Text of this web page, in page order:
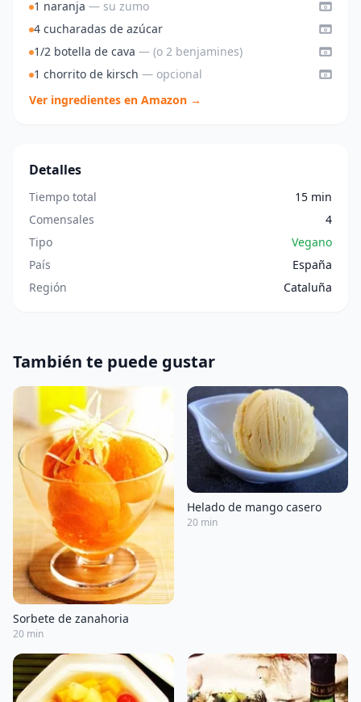
1 naranja — su zumo
4 cucharadas de azúcar
1/2 botella de cava — (o 2 benjamines)
1 chorrito de kirsch — opcional
Ver ingredientes en Amazon →
Detalles
Tiempo total
15 min
Comensales
4
Tipo
Vegano
País
España
Región
Cataluña
También te puede gustar
Sorbete de zanahoria
20 min
Helado de mango casero
20 min